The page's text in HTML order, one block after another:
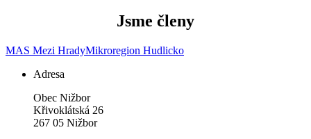
Jsme členy
MAS Mezi HradyMikroregion Hudlicko
Adresa
Obec Nižbor
Křivoklátská 26
267 05 Nižbor